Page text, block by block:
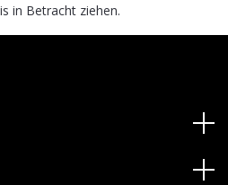
in Betracht ziehen.